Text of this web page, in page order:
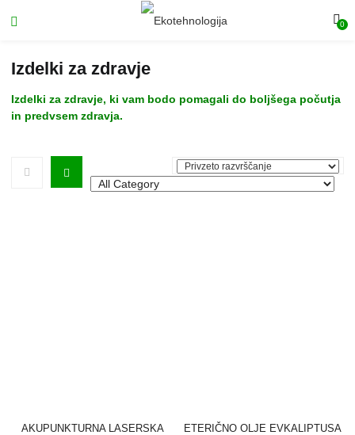
0
Izdelki za zdravje
Izdelki za zdravje, ki vam bodo pomagali do boljšega počutja
in predvsem zdravja.
AKUPUNKTURNA LASERSKA
ETERIČNO OLJE EVKALIPTUSA